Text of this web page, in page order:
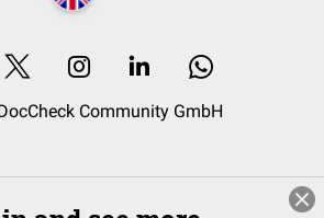
Community GmbH